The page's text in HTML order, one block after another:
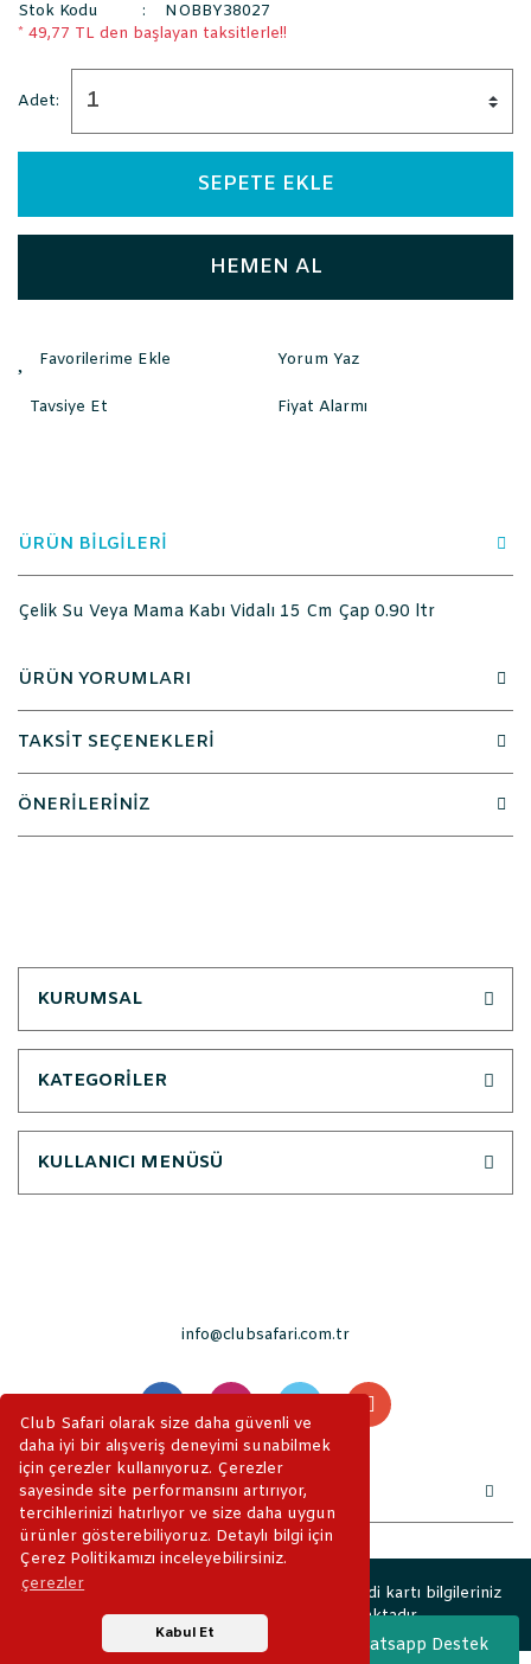
Club Safari olarak size daha güvenli ve
daha iyi bir alışveriş deneyimi sunabilmek
için çerezler kullanıyoruz. Çerezler
sayesinde site performansını artırıyor,
tercihlerinizi hatırlıyor ve size daha uygun
ürünler gösterebiliyoruz. Detaylı bilgi için
Çerez Politikamızı inceleyebilirsiniz.
çerezler
Kabul Et
Whatsapp Destek
Stok Kodu
NOBBY38027
* 49,77 TL den başlayan taksitlerle!!
Adet:
SEPETE EKLE
HEMEN AL
Yorum Yaz
Tavsiye Et Fiyat Alarmı
ÜRÜN BİLGİLERİ
Çelik Su Veya Mama Kabı Vidalı 15 Cm Çap 0.90 ltr
ÜRÜN YORUMLARI
TAKSİT SEÇENEKLERİ
ÖNERİLERİNİZ
KURUMSAL
KATEGORİLER
KULLANICI MENÜSÜ
info@clubsafari.com.tr
2019 © ClubSafari. Tüm Hakları Saklıdır. Kredi kartı bilgileriniz
256bit SSL sertifikası ile korunmaktadır.